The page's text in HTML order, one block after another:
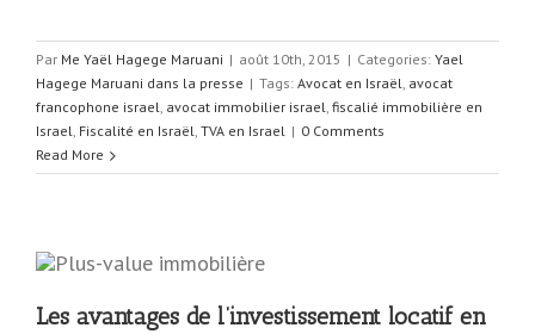
Par Me Yaël Hagege Maruani | août 10th, 2015 | Categories: Yael
Hagege Maruani dans la presse | Tags: Avocat en Israël, avocat
francophone israel, avocat immobilier israel, fiscalié immobilière en
Israel, Fiscalité en Israël, TVA en Israel | 0 Comments
Read More
Les avantages de l’investissement locatif en